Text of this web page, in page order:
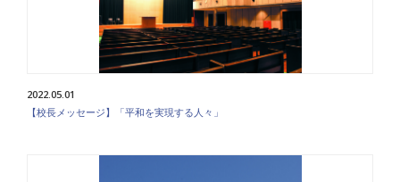
2022.05.01
【校長メッセージ】「平和を実現する人々」